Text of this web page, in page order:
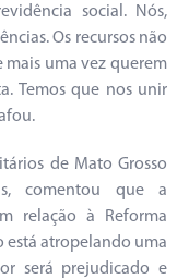
social. Nós,
Os recursos não
uma vez querem
Temos que nos unir
de Mato Grosso
comentou que a
relação à Reforma
está atropelando uma
será prejudicado e